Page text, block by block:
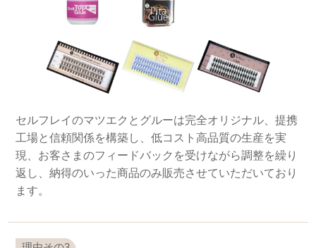
セルフレイのマツエクとグルーは完全オリジナル、提携
工場と信頼関係を構築し、低コスト高品質の生産を実
現、お客さまのフィードバックを受けながら調整を繰り
返し、納得のいった商品のみ販売させていただいており
ます。